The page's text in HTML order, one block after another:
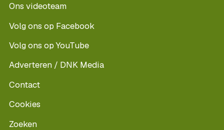
Ons videoteam
Volg ons op Facebook
Volg ons op YouTube
Adverteren / DNK Media
Contact
Cookies
Zoeken